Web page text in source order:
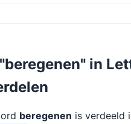
in
beregenen is verdeeld